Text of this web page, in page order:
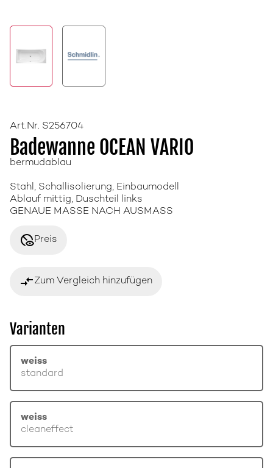
Art.Nr. S256704
Badewanne OCEAN VARIO
bermudablau
Stahl, Schallisolierung, Einbaumodell
Ablauf mittig, Duschteil links
GENAUE MASSE NACH AUSMASS
disabled_visiblePreis
compare_arrowsZum Vergleich hinzufügen
Varianten
weiss
standard
weiss
cleaneffect